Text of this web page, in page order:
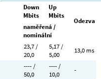
Down
Mbits
Up
Mbits
Odezva
naměřená /
nominální
23,7 /
20,0
5,17 /
5,00
13,0 ms
---- /
50,0
---- /
10,0
-